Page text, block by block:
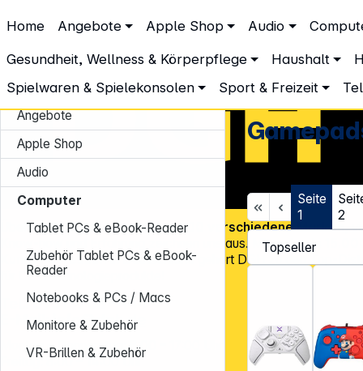
Home Angebote Apple Shop Audio
Gesundheit, Wellness & Körperpflege Haushalt
Spielwaren & Spielekonsolen
Sport & Freizeit
Computer Eingabegeräte & Peripherie Gamepads
Gamepads
Angebote
Apple Shop
Audio
Computer
Tablet PCs & eBook-Reader
Zubehör Tablet PCs & eBook-
Reader
Notebooks & PCs / Macs
Monitore & Zubehör
VR-Brillen & Zubehör
Seite
1
2
Über45.000 Artikelund über600 verschiedene Marken,
Know-how und Erfahrung zeichnen uns aus. Mit mehr als
Kundenadressenin Deutschland gehört DGH zu den Top-
für CE-Technologieprodukte!
Tel.: 0931 9708 - 444
E-Mail:info@dgh.de
Montag – Donnerstag: 8:00 – 17:00 Uhr
Freitag: 8:00 – 14:00 Uhr